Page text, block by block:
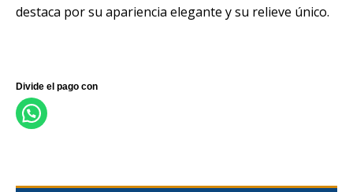
destaca por su apariencia elegante y su relieve único.